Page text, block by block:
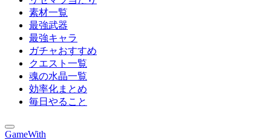
素材一覧
最強武器
最強キャラ
ガチャおすすめ
クエスト一覧
魂の水晶一覧
効率化まとめ
毎日やること
GameWith